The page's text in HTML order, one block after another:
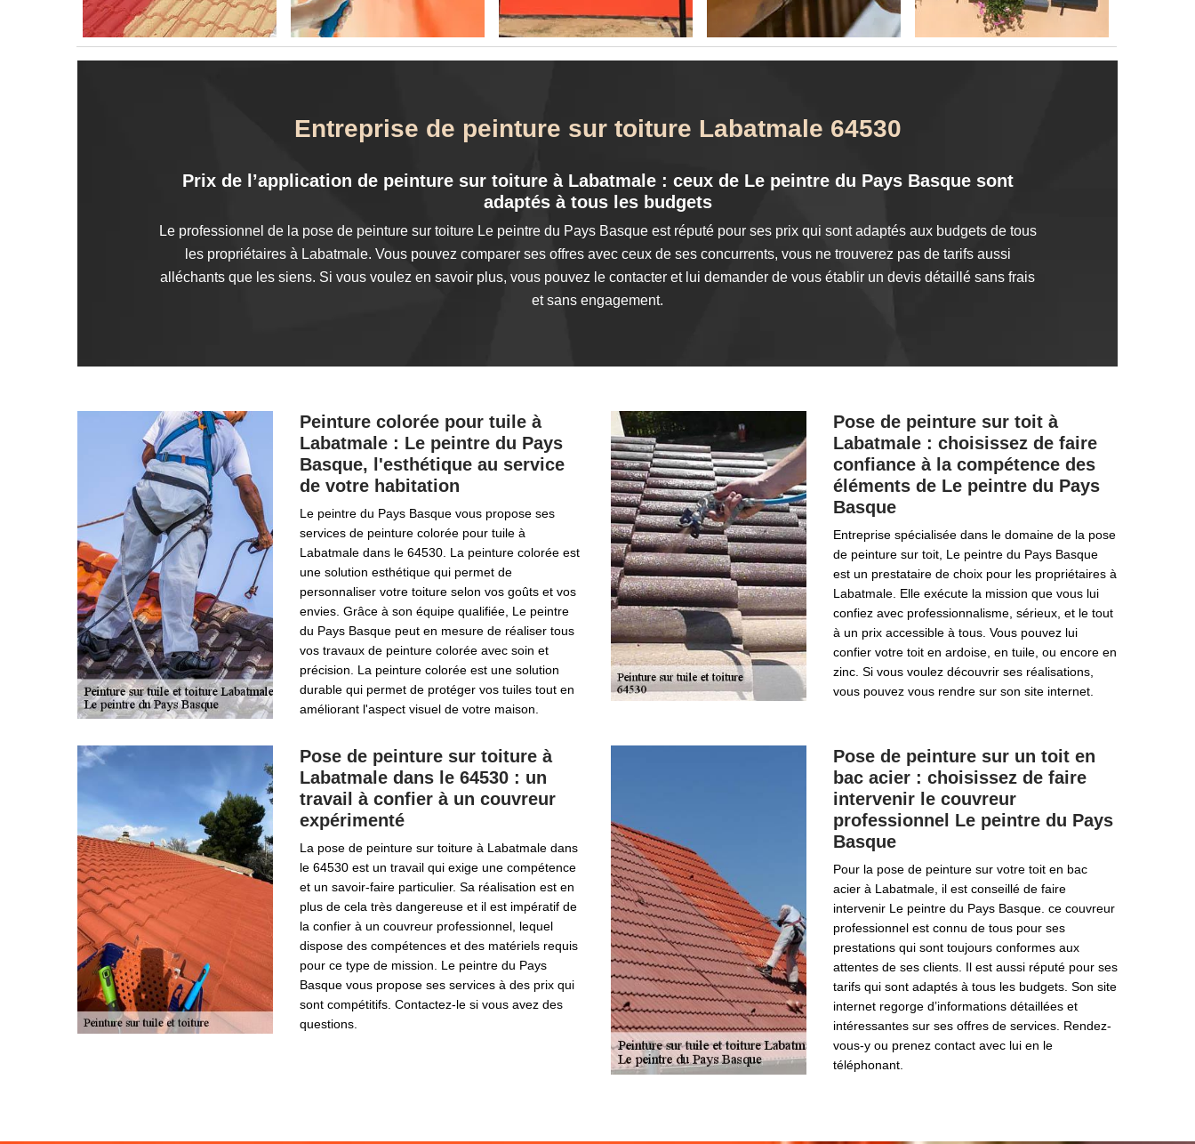
Entreprise de peinture sur toiture Labatmale 64530
Prix de l’application de peinture sur toiture à Labatmale : ceux de Le peintre du Pays Basque sont
adaptés à tous les budgets
Le professionnel de la pose de peinture sur toiture Le peintre du Pays Basque est réputé pour ses prix qui sont adaptés aux budgets de tous
les propriétaires à Labatmale. Vous pouvez comparer ses offres avec ceux de ses concurrents, vous ne trouverez pas de tarifs aussi
alléchants que les siens. Si vous voulez en savoir plus, vous pouvez le contacter et lui demander de vous établir un devis détaillé sans frais
et sans engagement.
Peinture colorée pour tuile à
Labatmale : Le peintre du Pays
Basque, l'esthétique au service
de votre habitation
Le peintre du Pays Basque vous propose ses
services de peinture colorée pour tuile à
Labatmale dans le 64530. La peinture colorée est
une solution esthétique qui permet de
personnaliser votre toiture selon vos goûts et vos
envies. Grâce à son équipe qualifiée, Le peintre
du Pays Basque peut en mesure de réaliser tous
vos travaux de peinture colorée avec soin et
précision. La peinture colorée est une solution
durable qui permet de protéger vos tuiles tout en
améliorant l'aspect visuel de votre maison.
Pose de peinture sur toit à
Labatmale : choisissez de faire
confiance à la compétence des
éléments de Le peintre du Pays
Basque
Entreprise spécialisée dans le domaine de la pose
de peinture sur toit, Le peintre du Pays Basque
est un prestataire de choix pour les propriétaires à
Labatmale. Elle exécute la mission que vous lui
confiez avec professionnalisme, sérieux, et le tout
à un prix accessible à tous. Vous pouvez lui
confier votre toit en ardoise, en tuile, ou encore en
zinc. Si vous voulez découvrir ses réalisations,
vous pouvez vous rendre sur son site internet.
Pose de peinture sur toiture à
Labatmale dans le 64530 : un
travail à confier à un couvreur
expérimenté
La pose de peinture sur toiture à Labatmale dans
le 64530 est un travail qui exige une compétence
et un savoir-faire particulier. Sa réalisation est en
plus de cela très dangereuse et il est impératif de
la confier à un couvreur professionnel, lequel
dispose des compétences et des matériels requis
pour ce type de mission. Le peintre du Pays
Basque vous propose ses services à des prix qui
sont compétitifs. Contactez-le si vous avez des
questions.
Pose de peinture sur un toit en
bac acier : choisissez de faire
intervenir le couvreur
professionnel Le peintre du Pays
Basque
Pour la pose de peinture sur votre toit en bac
acier à Labatmale, il est conseillé de faire
intervenir Le peintre du Pays Basque. ce couvreur
professionnel est connu de tous pour ses
prestations qui sont toujours conformes aux
attentes de ses clients. Il est aussi réputé pour ses
tarifs qui sont adaptés à tous les budgets. Son site
internet regorge d’informations détaillées et
intéressantes sur ses offres de services. Rendez-
vous-y ou prenez contact avec lui en le
téléphonant.